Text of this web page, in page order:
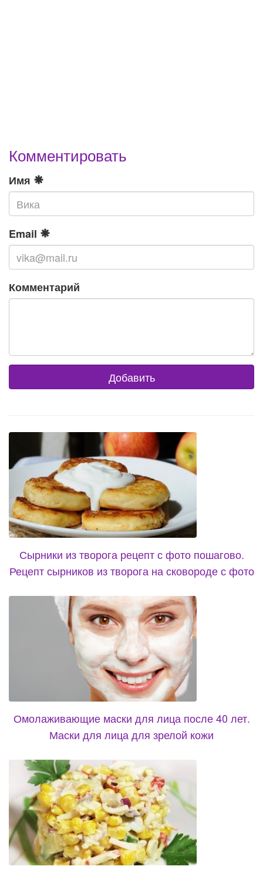
Комментировать
Имя
Email
Комментарий
Сырники из творога рецепт с фото пошагово.
Рецепт сырников из творога на сковороде с фото
Омолаживающие маски для лица после 40 лет.
Маски для лица для зрелой кожи